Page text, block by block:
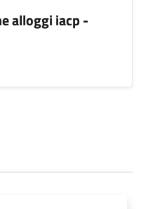
alloggi iacp -